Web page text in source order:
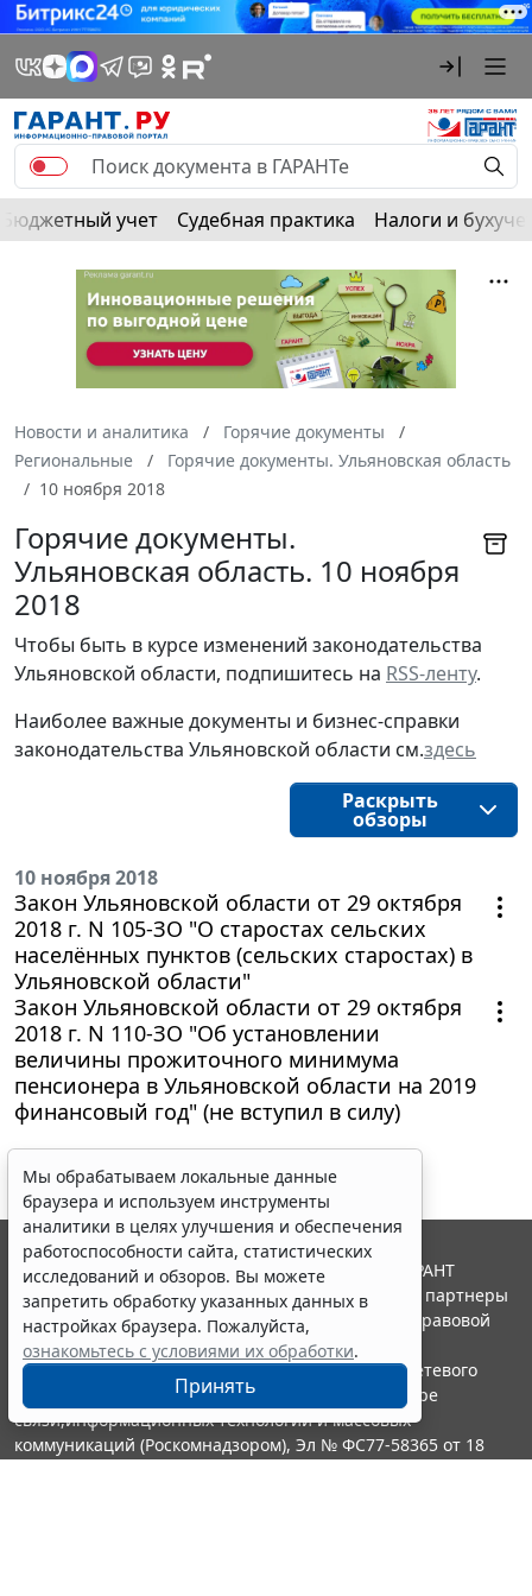
Бюджетный учет Судебная практика Налоги и
Новости и аналитика
Горячие документы
Региональные
Горячие документы. Ульяновская область
10 ноября 2018
Горячие документы.
Ульяновская область. 10 ноября
2018
Чтобы быть в курсе изменений законодательства
Ульяновской области, подпишитесь на RSS-ленту.
Наиболее важные документы и бизнес-справки
законодательства Ульяновской области см.здесь
Раскрыть
обзоры
10 ноября 2018
Закон Ульяновской области от 29 октября
2018 г. N 105-ЗО "О старостах сельских
населённых пунктов (сельских старостах) в
Ульяновской области"
Закон Ульяновской области от 29 октября
2018 г. N 110-ЗО "Об установлении
величины прожиточного минимума
пенсионера в Ульяновской области на 2019
финансовый год" (не вступил в силу)
Мы обрабатываем локальные данные
браузера и используем инструменты
аналитики в целях улучшения и обеспечения
работоспособности сайта, статистических
исследований и обзоров. Вы можете
запретить обработку указанных данных в
настройках браузера. Пожалуйста,
ознакомьтесь с условиями их обработки.
Принять
© ООО "НПП "ГАРАНТ-СЕРВИС", 2026. Система ГАРАНТ
выпускается с 1990 года. Компания "Гарант" и ее партнеры
являются участниками Российской ассоциации правовой
информации ГАРАНТ.
Портал ГАРАНТ.РУ зарегистрирован в качестве сетевого
издания Федеральной службой по надзору в сфере
связи,информационных технологий и массовых
коммуникаций (Роскомнадзором), Эл № ФС77-58365 от 18